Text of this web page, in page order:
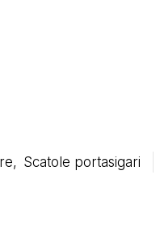
, Scatole portasigari